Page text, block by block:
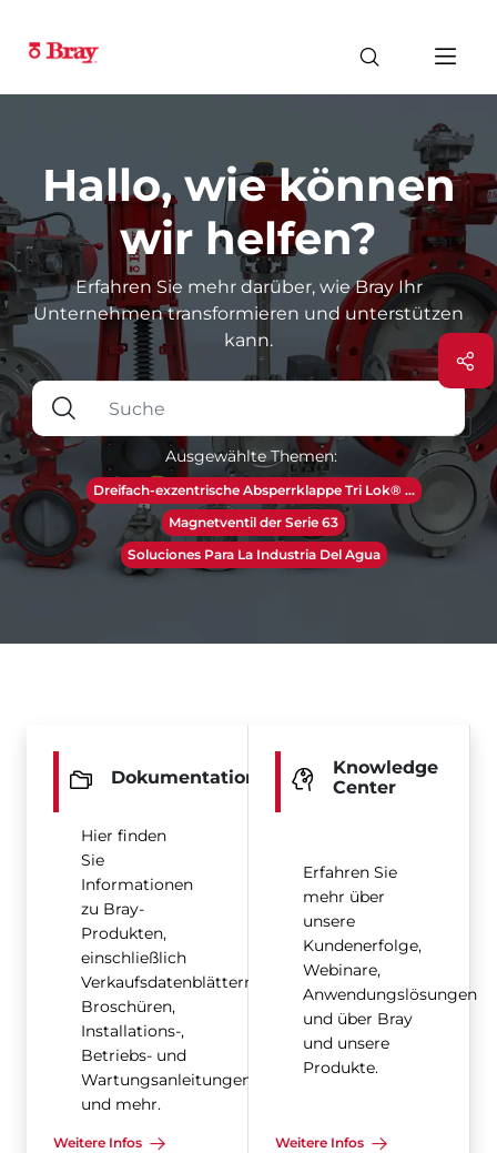
Hallo, wie können
wir helfen?
Erfahren Sie mehr darüber, wie Bray Ihr
Unternehmen transformieren und unterstützen
kann.
Ausgewählte Themen:
Dreifach-exzentrische Absperrklappe Tri Lok® ...
Magnetventil der Serie 63
Soluciones Para La Industria Del Agua
Dokumentation
Hier finden
Sie
Informationen
zu Bray-
Produkten,
einschließlich
Verkaufsdatenblättern,
Broschüren,
Installations-,
Betriebs- und
Wartungsanleitungen
und mehr.
Weitere Infos
Knowledge
Center
Erfahren Sie
mehr über
unsere
Kundenerfolge,
Webinare,
Anwendungslösungen
und über Bray
und unsere
Produkte.
Weitere Infos